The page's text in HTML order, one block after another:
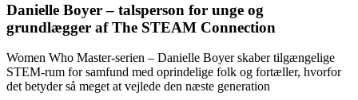
Danielle Boyer – talsperson for unge og
grundlægger af The STEAM Connection
Women Who Master-serien – Danielle Boyer skaber tilgængelige
STEM-rum for samfund med oprindelige folk og fortæller, hvorfor
det betyder så meget at vejlede den næste generation